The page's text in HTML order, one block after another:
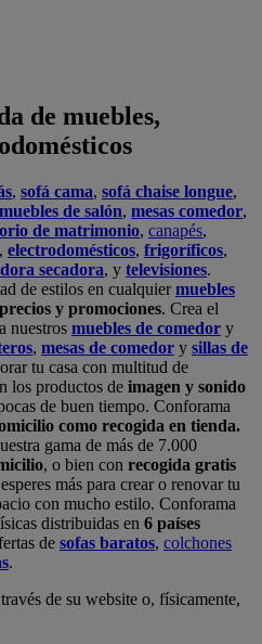
de muebles,
, sofá cama, sofá chaise longue,
muebles de salón, mesas comedor,
de matrimonio, canapés,
, electrodomésticos, frigoríficos,
secadora, y televisiones.
de estilos en cualquiermuebles
y promociones. Crea el
nuestros muebles de comedor y
, mesas de comedor y sillas de
tu casa con multitud de
los productos de imagen y sonido
de buen tiempo. Conforama
como recogida en tienda.
gama de más de 7.000
, o bien con recogida gratis
más para crear o renovar tu
con mucho estilo. Conforama
distribuidas en 6 países
de sofas baratos, colchones
.
de su website o, físicamente,